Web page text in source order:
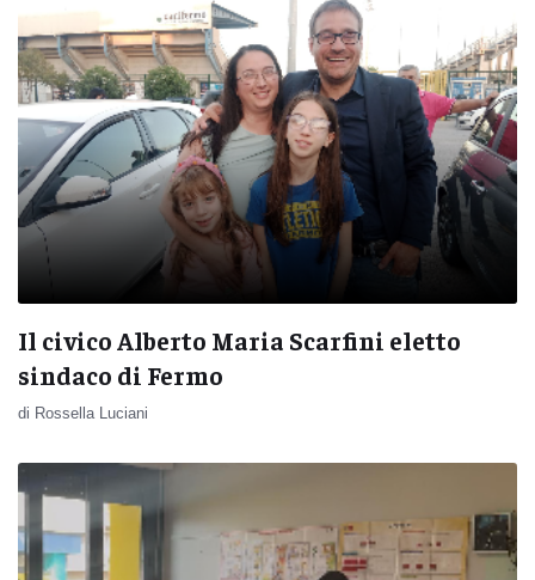
Il civico Alberto Maria Scarfini eletto
sindaco di Fermo
di Rossella Luciani